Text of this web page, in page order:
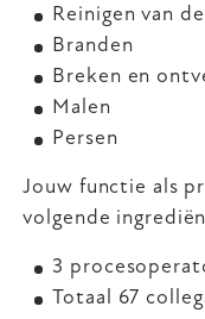
Reinigen van
Branden
Breken en
Malen
Persen
Jouw functie als
volgende
3
Totaal 67